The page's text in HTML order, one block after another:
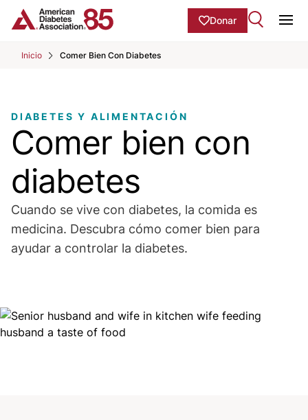
Skip to Main content
Donar
Inicio Comer Bien Con Diabetes
main
content
DIABETES Y ALIMENTACIÓN
Comer bien con
diabetes
Cuando se vive con diabetes, la comida es
medicina. Descubra cómo comer bien para
ayudar a controlar la diabetes.
Image